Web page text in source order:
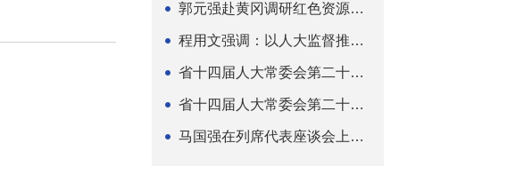
郭元强赴黄冈调研红色资源保护传承立法等工作
程用文强调：以人大监督推动科技金融高质量发展
省十四届人大常委会第二十五次会议闭幕
省十四届人大常委会第二十五次会议举行
马国强在列席代表座谈会上强调 以精准履职筑牢荆楚...